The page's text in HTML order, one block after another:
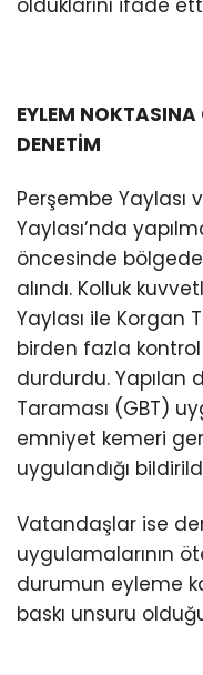
olduklarını ifade
EYLEM NOKTASINA
DENETİM
Perşembe Yaylası
Yaylası’nda
öncesinde
alındı. Kolluk
Yaylası ile Korgan
birden fazla
durdurdu. Yapılan
Taraması (GBT)
emniyet kemeri
uygulandığı
Vatandaşlar ise
uygulamalarının
durumun eyleme
baskı unsuru